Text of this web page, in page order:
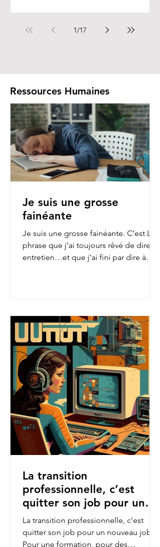
1/17
Ressources Humaines
Je suis une grosse
fainéante
Je suis une grosse fainéante. C’est LA
phrase que j’ai toujours rêvé de dire en
entretien…et que j’ai fini par dire à
La transition
professionnelle, c’est
quitter son job pour un
nouveau job.
La transition professionnelle, c’est
quitter son job pour un nouveau job.
Pour une formation, pour des